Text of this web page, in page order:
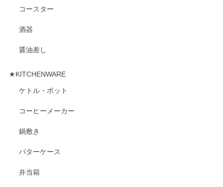
コースター
酒器
醤油差し
★KITCHENWARE
ケトル・ポット
コーヒーメーカー
鍋敷き
バターケース
弁当箱